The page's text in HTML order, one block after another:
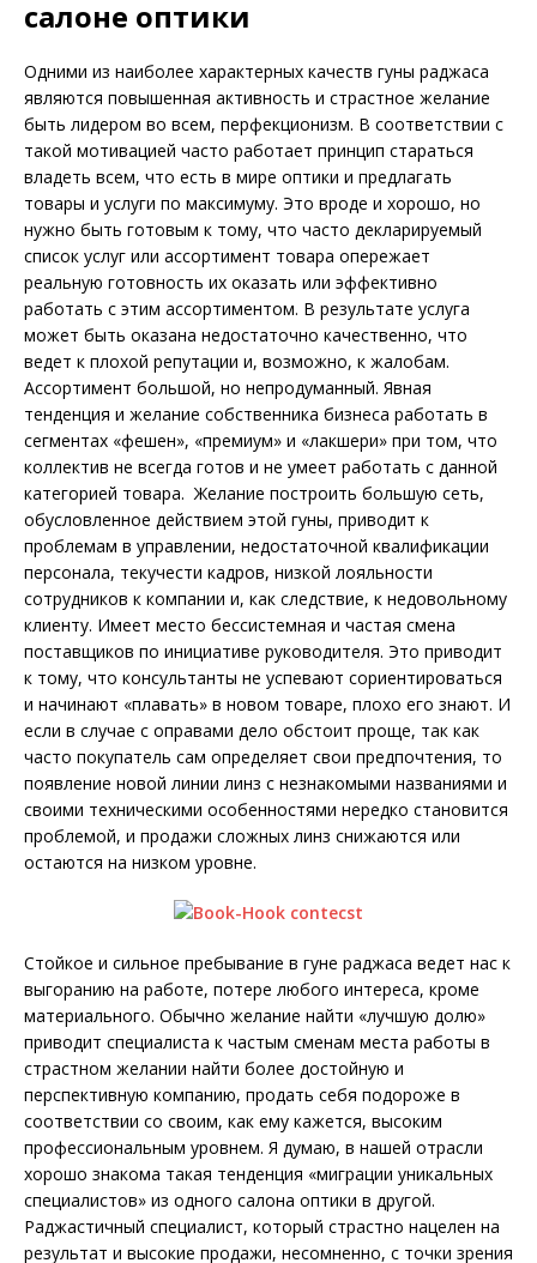
салоне оптики
Одними из наиболее характерных качеств гуны раджаса
являются повышенная активность и страстное желание
быть лидером во всем, перфекционизм. В соответствии с
такой мотивацией часто работает принцип стараться
владеть всем, что есть в мире оптики и предлагать
товары и услуги по максимуму. Это вроде и хорошо, но
нужно быть готовым к тому, что часто декларируемый
список услуг или ассортимент товара опережает
реальную готовность их оказать или эффективно
работать с этим ассортиментом. В результате услуга
может быть оказана недостаточно качественно, что
ведет к плохой репутации и, возможно, к жалобам.
Ассортимент большой, но непродуманный. Явная
тенденция и желание собственника бизнеса работать в
сегментах «фешен», «премиум» и «лакшери» при том, что
коллектив не всегда готов и не умеет работать с данной
категорией товара. Желание построить большую сеть,
обу­словленное действием этой гуны, приводит к
проблемам в управлении, недостаточной квалификации
персонала, текучести кадров, низкой лояльности
сотрудников к компании и, как следствие, к недовольному
клиенту. Имеет место бессистемная и частая смена
поставщиков по инициативе руководителя. Это приводит
к тому, что консультанты не успевают сориентироваться
и начинают «плавать» в новом товаре, плохо его знают. И
если в случае с оправами дело обстоит проще, так как
часто покупатель сам определяет свои предпочтения, то
появление новой линии линз с незнакомыми названиями и
своими техническими особенностями нередко становится
проблемой, и продажи сложных линз снижаются или
остаются на низком уровне.
Стойкое и сильное пребывание в гуне раджаса ведет нас к
выгоранию на работе, потере любого интереса, кроме
материального. Обычно желание найти «лучшую долю»
приводит специалиста к частым сменам места работы в
страстном желании найти более достойную и
перспективную компанию, продать себя подороже в
соответствии со своим, как ему кажется, высоким
профессиональным уровнем. Я думаю, в нашей отрасли
хорошо знакома такая тенденция «миграции уникальных
специалистов» из одного салона оптики в другой.
Раджастичный специалист, который страстно нацелен на
результат и высокие продажи, несомненно, с точки зрения